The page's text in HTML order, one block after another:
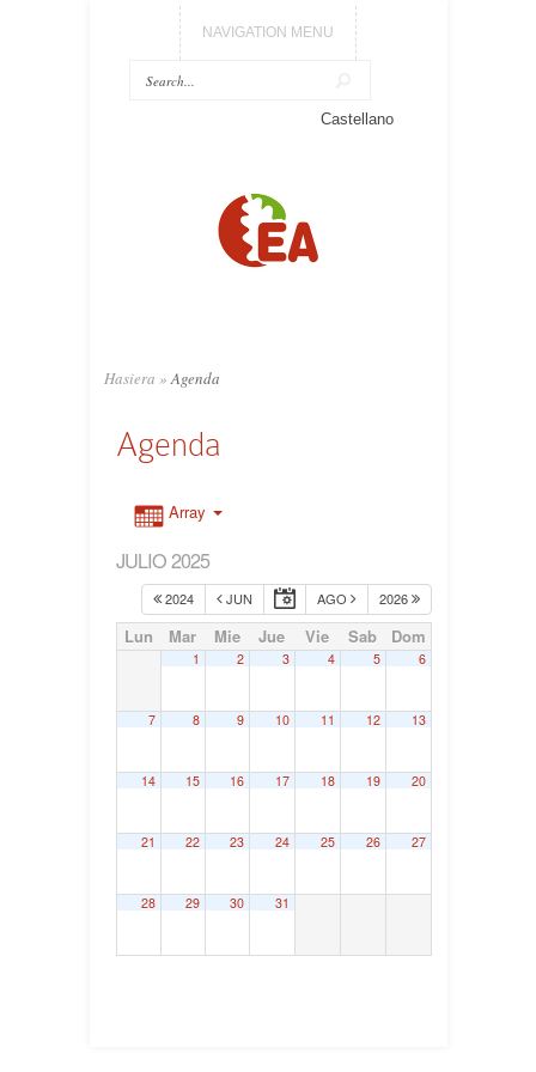
NAVIGATION MENU
Castellano
Hasiera » Agenda
Agenda
Array
JULIO 2025
2024 JUN AGO 2026
Lun Mar Mie Jue Vie Sab Dom
1 2 3 4 5 6
7 8 9 10 11 12 13
14 15 16 17 18 19 20
21 22 23 24 25 26 27
28 29 30 31